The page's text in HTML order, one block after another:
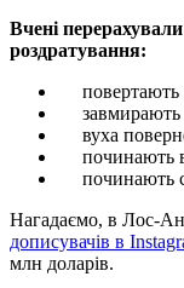
Вчені
роздратування:
повертають
завмирають
вуха
починають
починають
Нагадаємо, в Лос-
дописувачів в
млн доларів.